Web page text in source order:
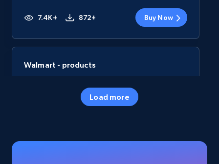
7.4K+ 872+ Buy Now
Walmart - products
Specifications, Image urls, Top reviews, and
Load more